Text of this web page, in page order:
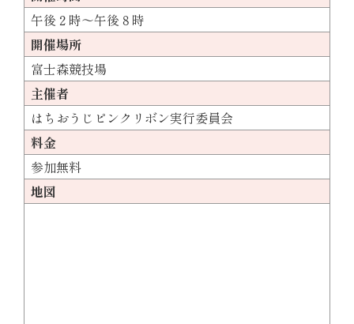
午後２時～午後８時
開催場所
富士森競技場
主催者
はちおうじピンクリボン実行委員会
料金
参加無料
地図